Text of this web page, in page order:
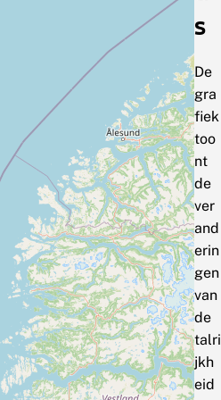
s
De
gra
fiek
too
nt
de
ver
and
erin
gen
van
de
talri
jkh
eid